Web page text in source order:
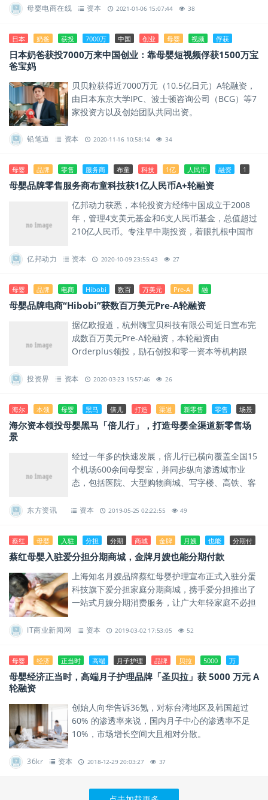
入手相关样...
母婴电商在线 资本 2021-01-06 15:07:44 38
日本 奶爸 获投 7000万 中国 创业 母婴 视频 俘获
日本奶爸获投7000万来中国创业：靠母婴短视频俘获1500万宝
爸宝妈
贝贝粒获得近7000万元（10.5亿日元）A轮融资，
由日本东京大学IPC、波士顿咨询公司（BCG）等7
家投资方以及创始团队共同出资。
铅笔道 资本 2020-11-16 10:58:14 34
母婴 品牌 零售 服务商 布童 科技 1亿 人民币 融资 1
母婴品牌零售服务商布童科技获1亿人民币A+轮融资
亿邦动力获悉，本轮投资方经纬中国成立于2008
年，管理4支美元基金和6支人民币基金，总值超过
210亿人民币。专注早中期投资，着眼扎根中国市
亿邦动力 资本 2020-10-09 23:55:43 27
母婴 品牌 电商 Hibobi 数百 万美元 Pre-A 融
母婴品牌电商“Hibobi”获数百万美元Pre-A轮融资
据亿欧报道，杭州嗨宝贝科技有限公司近日宣布完
成数百万美元Pre-A轮融资，本轮融资由
Orderplus领投，励石创投和零一资本等机构跟
投资界 资本 2020-03-23 15:57:46 26
海尔 本领 母婴 黑马 倍儿 打造 渠道 新零售 零售 场景
海尔资本领投母婴黑马「倍儿行」，打造母婴全渠道新零售场
景
经过一年多的快速发展，倍儿行已横向覆盖全国15
个机场600余间母婴室，并同步纵向渗透城市业
态，包括医院、大型购物商城、写字楼、高铁、客
东方资讯 资本 2019-05-25 02:22:55 49
蔡红 母婴 入驻 分担 分期 商城 金牌 月嫂 也能 分期付
蔡红母婴入驻爱分担分期商城，金牌月嫂也能分期付款
上海知名月嫂品牌蔡红母婴护理宣布正式入驻分蛋
科技旗下爱分担家庭分期商城，携手爱分担推出了
一站式月嫂分期消费服务，让广大年轻家庭不必担
IT商业新闻网 资本 2019-03-02 17:53:05 52
母婴 经济 正当时 高端 月子护理 品牌 贝拉 5000 万
母婴经济正当时，高端月子护理品牌「圣贝拉」获 5000 万元 A
轮融资
创始人向华告诉36氪，对标台湾地区及韩国超过
60% 的渗透率来说，国内月子中心的渗透率不足
10%，市场增长空间大且相对分散。
36kr 资本 2018-12-29 20:03:27 37